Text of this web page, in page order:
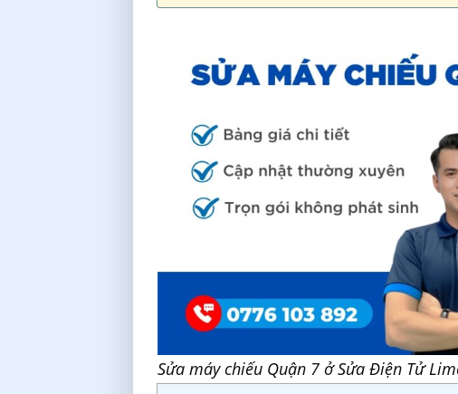
Sửa máy chiếu Quận 7 ở Sửa Điện Tử